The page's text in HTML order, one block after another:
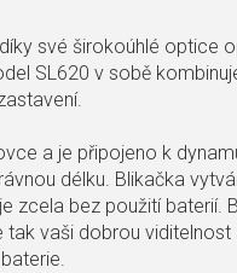
své širokoúhlé optice
SL620 v sobě
a je připojeno k
délku. Blikačka
zcela bez použití baterií.
vaši dobrou